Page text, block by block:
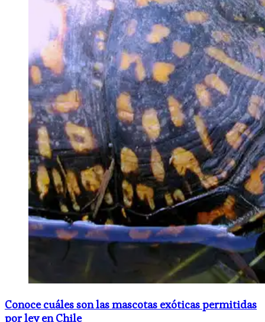
Conoce cuáles son las mascotas exóticas permitidas
por ley en Chile